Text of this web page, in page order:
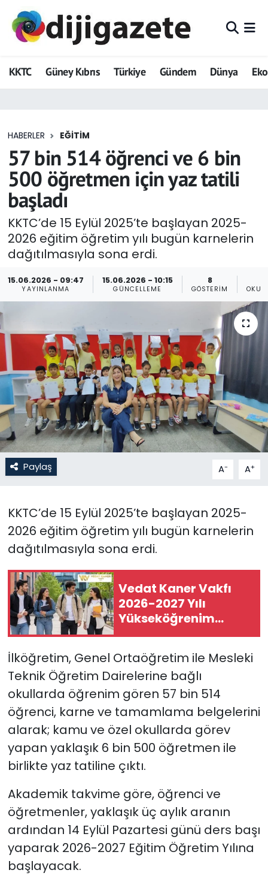
KKTC Güney Kıbrıs Türkiye Gündem Dünya
HABERLER EĞITIM
57 bin 514 öğrenci ve 6 bin
500 öğretmen için yaz tatili
başladı
KKTC’de 15 Eylül 2025’te başlayan 2025-
2026 eğitim öğretim yılı bugün karnelerin
dağıtılmasıyla sona erdi.
15.06.2026 - 09:47
YAYINLANMA
15.06.2026 - 10:15
GÜNCELLEME
8
GÖSTERIM
Paylaş A- A+
KKTC’de 15 Eylül 2025’te başlayan 2025-
2026 eğitim öğretim yılı bugün karnelerin
dağıtılmasıyla sona erdi.
Vedat Kaner Vakfı
2026-2027 Yılı
Yükseköğrenim
Destek Bursu
İlköğretim, Genel Ortaöğretim ile Mesleki
Teknik Öğretim Dairelerine bağlı
okullarda öğrenim gören 57 bin 514
öğrenci, karne ve tamamlama belgelerini
alarak; kamu ve özel okullarda görev
yapan yaklaşık 6 bin 500 öğretmen ile
birlikte yaz tatiline çıktı.
Akademik takvime göre, öğrenci ve
öğretmenler, yaklaşık üç aylık aranın
ardından 14 Eylül Pazartesi günü ders başı
yaparak 2026-2027 Eğitim Öğretim Yılına
başlayacak.
ADVERTORIAL
Dijigazete
Eğitim
Ekonomi
Foto Galeri
GEZİ
Güncel
Gündem
KKTC YEREL SEÇİM 2018
Kültür Sanat
Magazin
Moda
Nöbetçi Eczaneler
Politika
Spor
Teknoloji
TÜRKiYE
Video Galeri
YAŞAM
Yazarlar
Hava Durumu
Trafik Durumu
Tüm Manşetler
Son Dakika Haberleri
Haber Arşivi